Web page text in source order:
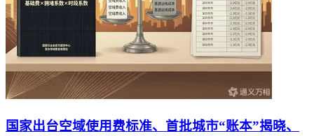
国家出台空域使用费标准、首批城市“账本”揭晓、